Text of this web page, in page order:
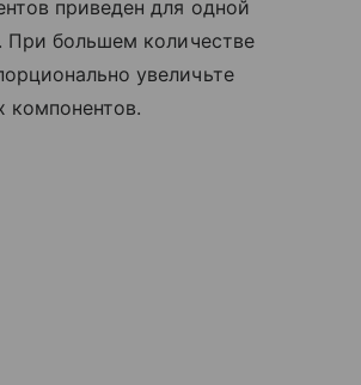
приведен для одной
При большем количестве
увеличьте
компонентов.